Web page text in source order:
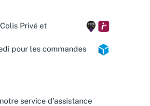
Privé et
pour les commandes
service d'assistance